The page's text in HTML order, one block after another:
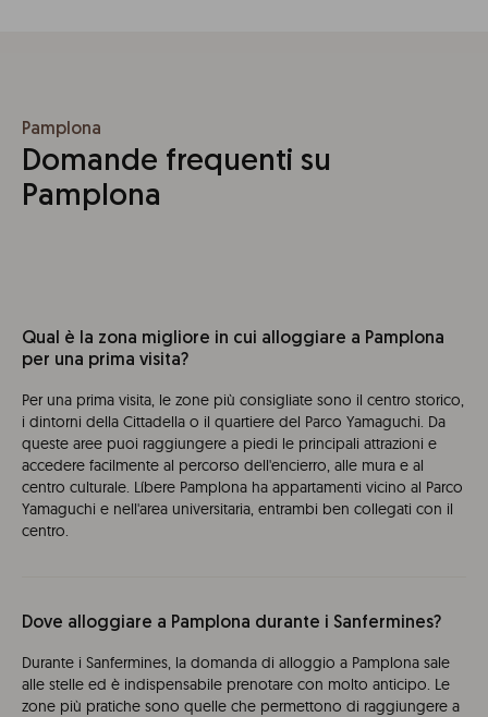
Pamplona
Domande frequenti su
Pamplona
Qual è la zona migliore in cui alloggiare a Pamplona
per una prima visita?
Per una prima visita, le zone più consigliate sono il centro storico,
i dintorni della Cittadella o il quartiere del Parco Yamaguchi. Da
queste aree puoi raggiungere a piedi le principali attrazioni e
accedere facilmente al percorso dell'encierro, alle mura e al
centro culturale. Líbere Pamplona ha appartamenti vicino al Parco
Yamaguchi e nell'area universitaria, entrambi ben collegati con il
centro.
Dove alloggiare a Pamplona durante i Sanfermines?
Durante i Sanfermines, la domanda di alloggio a Pamplona sale
alle stelle ed è indispensabile prenotare con molto anticipo. Le
zone più pratiche sono quelle che permettono di raggiungere a